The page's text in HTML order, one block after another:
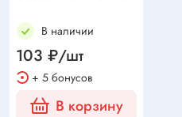
В наличии
103 ₽/шт
+ 5 бонусов
В корзину